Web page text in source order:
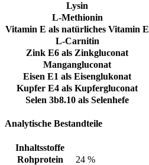
Lysin
L-Methionin
Vitamin E als natürliches Vitamin E
L-Carnitin
Zink E6 als Zinkgluconat
Mangangluconat
Eisen E1 als Eisenglukonat
Kupfer E4 als Kupfergluconat
Selen 3b8.10 als Selenhefe
Analytische Bestandteile
Inhaltsstoffe
Rohprotein
24 %